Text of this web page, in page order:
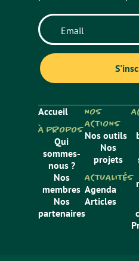
Accueil
À PROPOS
Qui
sommes-
nous ?
Nos
membres
Nos
partenaires
NOS
ACTIONS
Nos outils
Nos
projets
ACTUALITÉS
Agenda
Articles